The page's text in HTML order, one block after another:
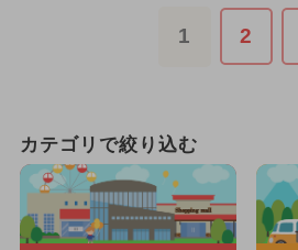
1 2
カテゴリで絞り込む